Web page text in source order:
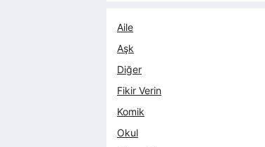
Aile
Aşk
Diğer
Fikir Verin
Komik
Okul